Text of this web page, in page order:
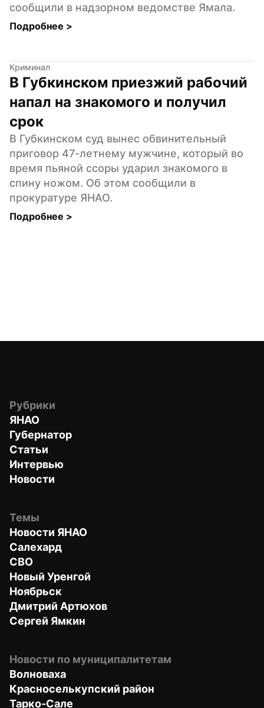
сообщили в надзорном ведомстве Ямала.
Подробнее >
Криминал
В Губкинском приезжий рабочий
напал на знакомого и получил
срок
В Губкинском суд вынес обвинительный
приговор 47-летнему мужчине, который во
время пьяной ссоры ударил знакомого в
спину ножом. Об этом сообщили в
прокуратуре ЯНАО.
Подробнее >
Рубрики
ЯНАО
Губернатор
Статьи
Интервью
Новости
Темы
Новости ЯНАО
Салехард
СВО
Новый Уренгой
Ноябрьск
Дмитрий Артюхов
Сергей Ямкин
Новости по муниципалитетам
Волноваха
Красноселькупский район
Тарко-Сале